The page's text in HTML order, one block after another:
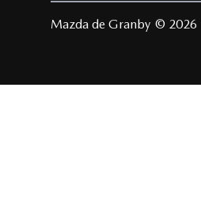
Mazda de Granby © 2026